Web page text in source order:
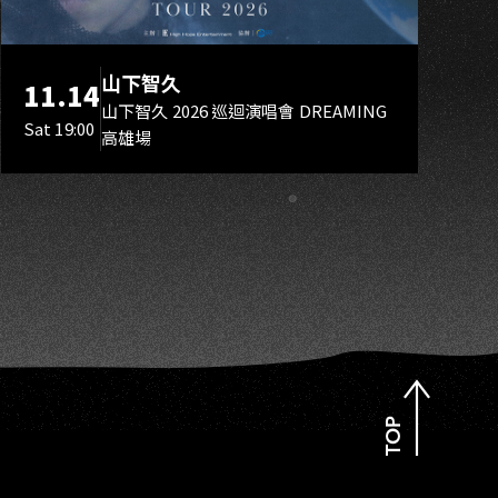
11.14
Sat 19:00
山下智久
山下智久 2026 巡迴演唱會 DREAMING
高雄場
TOP